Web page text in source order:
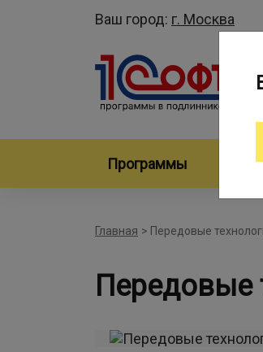
Ваш город: г. Москва
Программы
Главная > Передовые
Передовые